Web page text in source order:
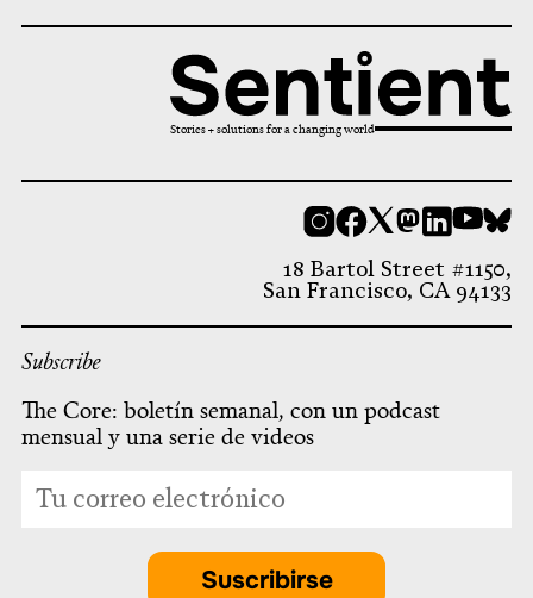
Stories + solutions for a changing world
18 Bartol Street #1150,
San Francisco, CA 94133
Subscribe
The Core: boletín semanal, con un podcast
mensual y una serie de videos
indicates
Dirección
de
Suscribirse